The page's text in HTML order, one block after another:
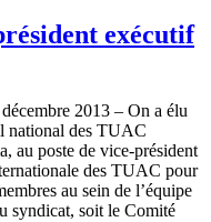
exécutif
décembre 2013 – On a élu
national des TUAC
, au poste de vice-président
des TUAC pour
au sein de l’équipe
syndicat, soitle Comité